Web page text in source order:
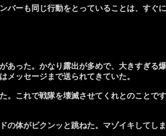
ーも同じ行動をとっていることは、すぐ
った。かなり露出が多めで、大きすぎる
メッセージまで送られてきていた。
。これで戦隊を壊滅させてくれとのこと
体がビクンッと跳ねた。マゾイキしてし